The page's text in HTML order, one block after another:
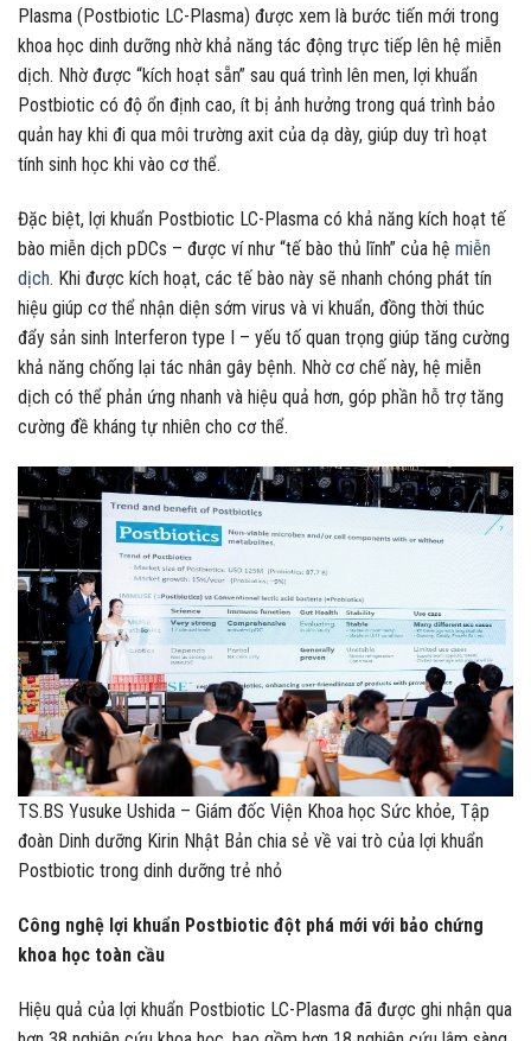
Plasma (Postbiotic LC-Plasma) được xem là bước tiến mới trong
khoa học dinh dưỡng nhờ khả năng tác động trực tiếp lên hệ miễn
dịch. Nhờ được “kích hoạt sẵn” sau quá trình lên men, lợi khuẩn
Postbiotic có độ ổn định cao, ít bị ảnh hưởng trong quá trình bảo
quản hay khi đi qua môi trường axit của dạ dày, giúp duy trì hoạt
tính sinh học khi vào cơ thể.
Đặc biệt, lợi khuẩn Postbiotic LC-Plasma có khả năng kích hoạt tế
bào miễn dịch pDCs – được ví như “tế bào thủ lĩnh” của hệ miễn
dịch. Khi được kích hoạt, các tế bào này sẽ nhanh chóng phát tín
hiệu giúp cơ thể nhận diện sớm virus và vi khuẩn, đồng thời thúc
đẩy sản sinh Interferon type I – yếu tố quan trọng giúp tăng cường
khả năng chống lại tác nhân gây bệnh. Nhờ cơ chế này, hệ miễn
dịch có thể phản ứng nhanh và hiệu quả hơn, góp phần hỗ trợ tăng
cường đề kháng tự nhiên cho cơ thể.
TS.BS Yusuke Ushida – Giám đốc Viện Khoa học Sức khỏe, Tập
đoàn Dinh dưỡng Kirin Nhật Bản chia sẻ về vai trò của lợi khuẩn
Postbiotic trong dinh dưỡng trẻ nhỏ
Công nghệ lợi khuẩn Postbiotic đột phá mới với bảo chứng
khoa học toàn cầu
Hiệu quả của lợi khuẩn Postbiotic LC-Plasma đã được ghi nhận qua